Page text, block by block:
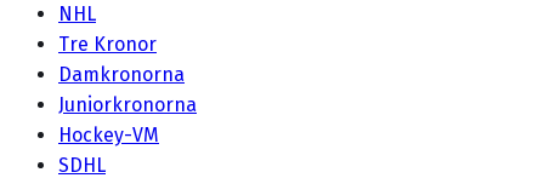
NHL
Tre Kronor
Damkronorna
Juniorkronorna
Hockey-VM
SDHL